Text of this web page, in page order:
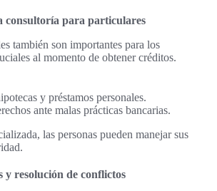
consultoría para particulares
también son importantes para los
al momento de obtener créditos.
y préstamos personales.
ante malas prácticas bancarias.
las personas pueden manejar sus
y resolución de conflictos